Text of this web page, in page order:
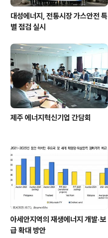
대성에너지, 전통시장 가스안전 특
별 점검 실시
제주 에너지혁신기업 간담회
아세안지역의 재생에너지 개발·보
급 확대 방안